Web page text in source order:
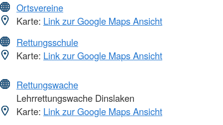
Ortsvereine
Karte: Link zur Google Maps Ansicht
Rettungsschule
Karte: Link zur Google Maps Ansicht
Rettungswache
Lehrrettungswache Dinslaken
Karte: Link zur Google Maps Ansicht